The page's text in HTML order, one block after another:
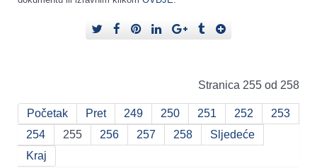
Stranica 255 od 258
Početak Pret 249 250 251 252
253
254
255 256 257 258
Sljedeće
Kraj